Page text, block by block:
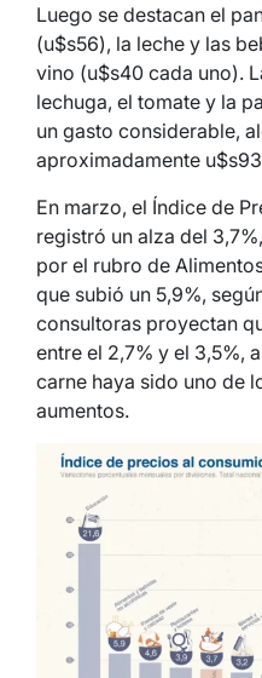
Luego se destacan el
(u$s56), la leche y las
vino (u$s40 cada uno).
lechuga, el tomate y la
un gasto considerable,
aproximadamente
En marzo, el Índice de
registró un alza del
por el rubro de
que subió un 5,9%,
consultoras proyectan
entre el 2,7% y el 3,5%,
carne haya sido uno de
aumentos.